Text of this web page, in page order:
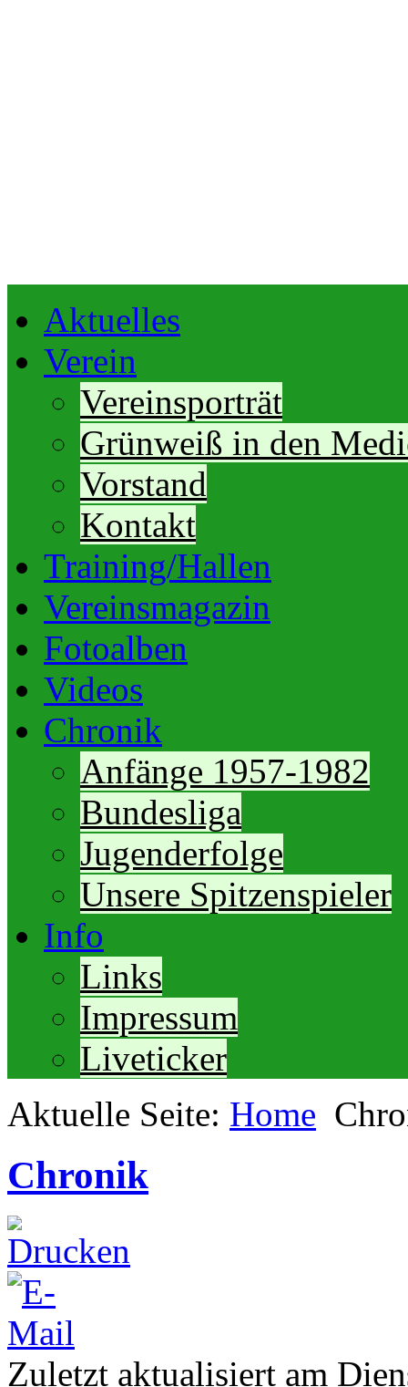
Aktuelles
Verein
Vereinsporträt
Grünweiß in den
Vorstand
Kontakt
Training/Hallen
Vereinsmagazin
Fotoalben
Videos
Chronik
Anfänge 1957-1982
Bundesliga
Jugenderfolge
Unsere Spitzenspieler
Info
Links
Impressum
Liveticker
Aktuelle Seite: Home
Chronik
Zuletzt aktualisiert am